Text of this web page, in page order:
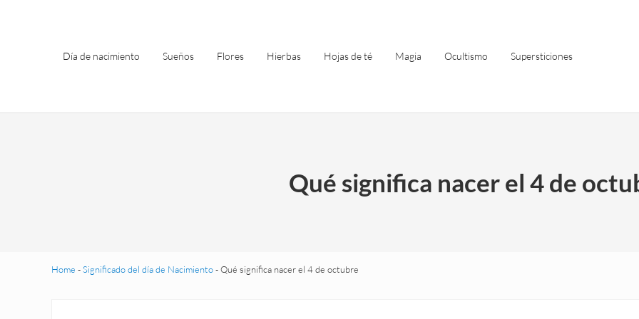
Día de nacimiento Sueños Flores Hierbas Hojas de té Magia Ocultismo Supersticiones
Qué significa nacer el 4 de
Home -Significado del día de Nacimiento-Qué significa nacer el 4 de octubre